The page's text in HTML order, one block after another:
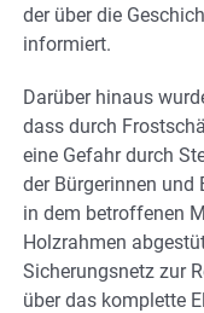
der über die
informiert.
Darüber hinaus
dass durch
eine Gefahr durch
der Bürgerinnen und
in dem betroffenen
Holzrahmen
Sicherungsnetz zur
über das komplette